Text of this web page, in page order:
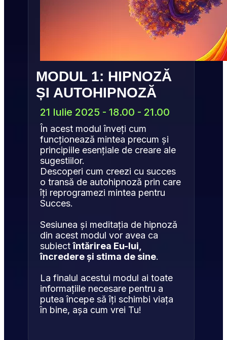
MODUL 1: HIPNOZĂ
ȘI AUTOHIPNOZĂ
În acest modul înveți cum
funcționează mintea precum și
principiile esențiale de creare ale
sugestiilor.
Descoperi cum creezi cu succes
o transă de autohipnoză prin care
îți reprogramezi mintea pentru
Succes.
Sesiunea și meditația de hipnoză
din acest modul vor avea ca
subiect întărirea Eu-lui,
încredere și stima de sine.
La finalul acestui modul ai toate
informațiile necesare pentru a
putea începe să îți schimbi viața
în bine, așa cum vrei Tu!
21 Iulie 2025 - 18.00 - 21.00